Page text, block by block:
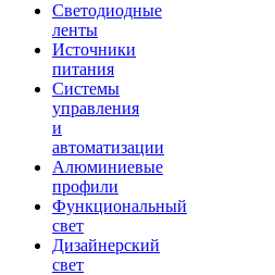
Светодиодные
ленты
Источники
питания
Системы
управления
и
автоматизации
Алюминиевые
профили
Функциональный
свет
Дизайнерский
свет